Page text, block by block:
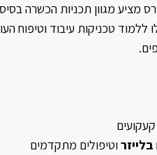
מציע מגוון תכניות הכשרה
טכניקות עיבוד וטיפוח
וטיפולים מתקדמים